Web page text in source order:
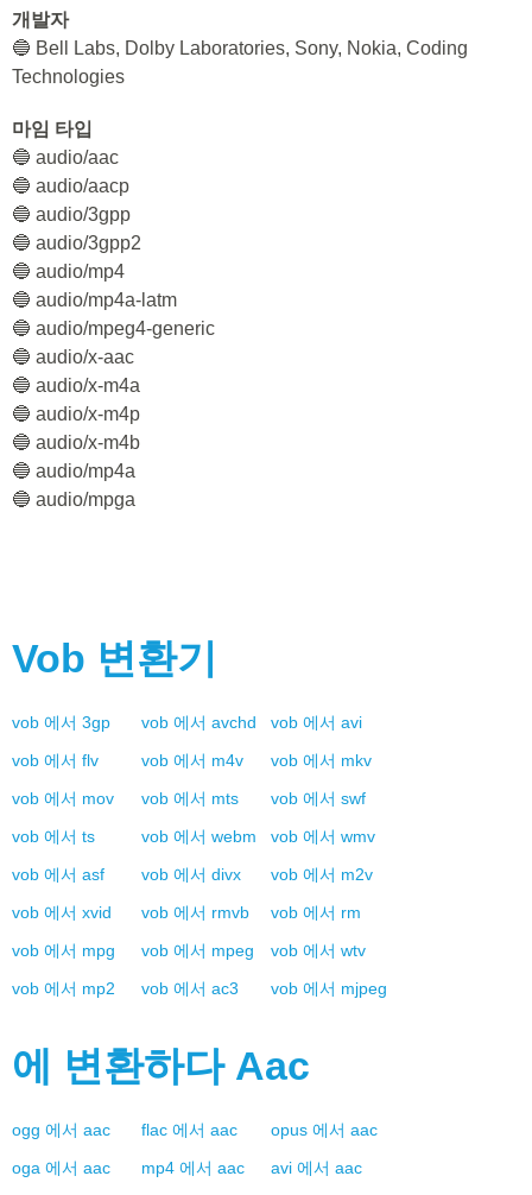
개발자
🔵 Bell Labs, Dolby Laboratories, Sony, Nokia, Coding
Technologies
마임 타입
🔵 audio/aac
🔵 audio/aacp
🔵 audio/3gpp
🔵 audio/3gpp2
🔵 audio/mp4
🔵 audio/mp4a-latm
🔵 audio/mpeg4-generic
🔵 audio/x-aac
🔵 audio/x-m4a
🔵 audio/x-m4p
🔵 audio/x-m4b
🔵 audio/mp4a
🔵 audio/mpga
Vob 변환기
vob 에서 3gp vob 에서 avchd vob 에서 avi
vob 에서 flv vob 에서 m4v vob 에서 mkv
vob 에서 mov vob 에서 mts vob 에서 swf
vob 에서 ts vob 에서 webm vob 에서 wmv
vob 에서 asf vob 에서 divx vob 에서 m2v
vob 에서 xvid vob 에서 rmvb vob 에서 rm
vob 에서 mpg vob 에서 mpeg vob 에서 wtv
vob 에서 mp2 vob 에서 ac3 vob 에서 mjpeg
에 변환하다 Aac
ogg 에서 aac flac 에서 aac opus 에서 aac
oga 에서 aac mp4 에서 aac avi 에서 aac